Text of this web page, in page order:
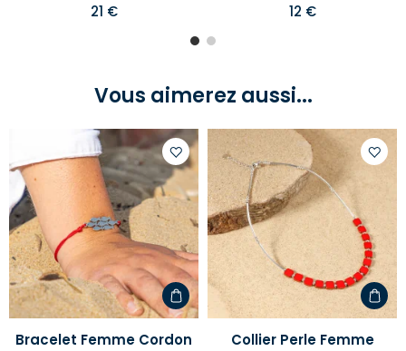
21 €
12 €
Vous aimerez aussi...
Ajouter
à
votre
liste
d'envies
Bracelet Femme Cordon
votre
liste
Collier Perle Femme